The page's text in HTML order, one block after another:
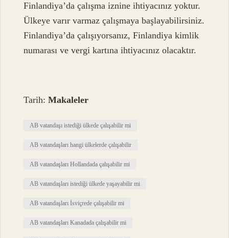
Finlandiya’da çalışma iznine ihtiyacınız yoktur.
Ülkeye varır varmaz çalışmaya başlayabilirsiniz.
Finlandiya’da çalışıyorsanız, Finlandiya kimlik
numarası ve vergi kartına ihtiyacınız olacaktır.
Tarih:Makaleler
AB vatandaşı istediği ülkede çalışabilir mi
AB vatandaşları hangi ülkelerde çalışabilir
AB vatandaşları Hollandada çalışabilir mi
AB vatandaşları istediği ülkede yaşayabilir mi
AB vatandaşları İsviçrede çalışabilir mi
AB vatandaşları Kanadada çalışabilir mi